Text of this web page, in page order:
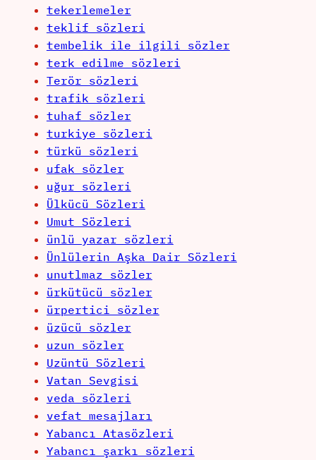
tekerlemeler
teklif sözleri
tembelik ile ilgili sözler
terk edilme sözleri
Terör sözleri
trafik sözleri
tuhaf sözler
turkiye sözleri
türkü sözleri
ufak sözler
uğur sözleri
Ülkücü Sözleri
Umut Sözleri
ünlü yazar sözleri
Ünlülerin Aşka Dair Sözleri
unutlmaz sözler
ürkütücü sözler
ürpertici sözler
üzücü sözler
uzun sözler
Uzüntü Sözleri
Vatan Sevgisi
veda sözleri
vefat mesajları
Yabancı Atasözleri
Yabancı şarkı sözleri